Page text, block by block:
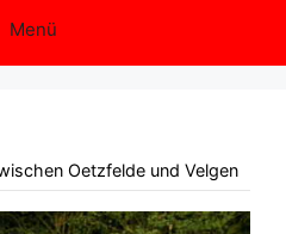
Menü
Oetzfelde und Velgen